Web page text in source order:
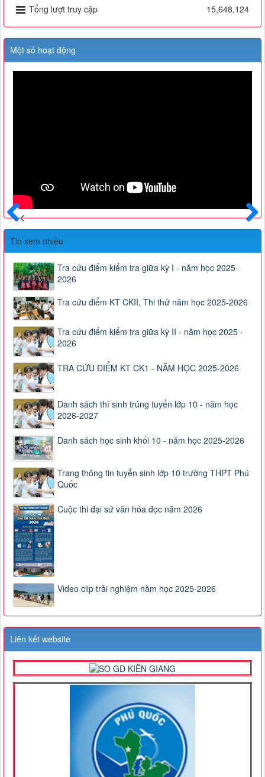
Tổng lượt truy cập
15,648,124
Một số hoạt động
Sau
Trước
Tin xem nhiều
Tra cứu điểm kiểm tra giữa kỳ I - năm học 2025-
2026
Tra cứu điểm KT CKII, Thi thử năm học 2025-2026
Tra cứu điểm kiểm tra giữa kỳ II - năm học 2025 -
2026
TRA CỨU ĐIỂM KT CK1 - NĂM HỌC 2025-2026
Danh sách thí sinh trúng tuyển lớp 10 - năm học
2026-2027
Danh sách học sinh khối 10 - năm học 2025-2026
Trang thông tin tuyển sinh lớp 10 trường THPT Phú
Quốc
Cuộc thi đại sứ văn hóa đọc năm 2026
Video clip trải nghiệm năm học 2025-2026
Liên kết website